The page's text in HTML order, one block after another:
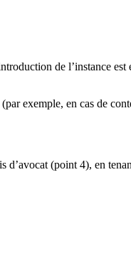
de l’instance est
exemple, en cas de
(point 4), en